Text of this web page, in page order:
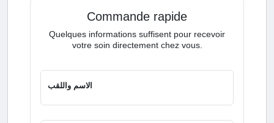
Commande rapide
Quelques informations suffisent pour recevoir
votre soin directement chez vous.
الاسم واللقب